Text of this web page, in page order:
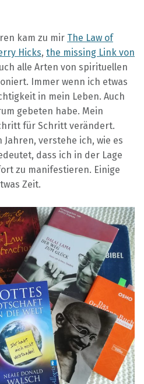
kam zu mir The Law of
Hicks, the missing Link von
alle Arten von spirituellen
Immer wenn ich etwas
in mein Leben. Auch
gebeten habe. Mein
für Schritt verändert.
verstehe ich, wie es
dass ich in der Lage
zu manifestieren. Einige
Zeit.